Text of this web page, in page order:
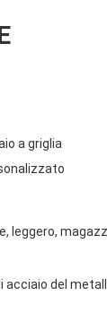
a griglia
leggero,
acciaio del